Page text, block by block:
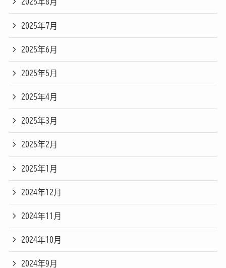
2025年8月
2025年7月
2025年6月
2025年5月
2025年4月
2025年3月
2025年2月
2025年1月
2024年12月
2024年11月
2024年10月
2024年9月